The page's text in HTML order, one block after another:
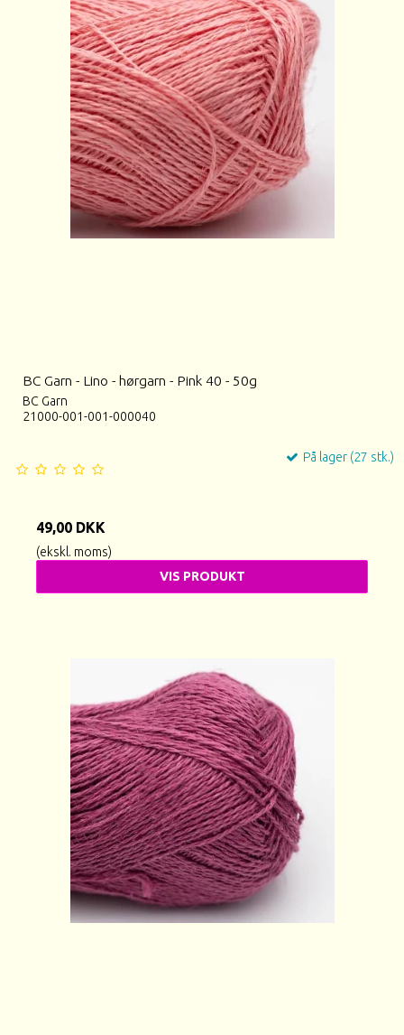
BC Garn - Lino - hørgarn - Pink 40 - 50g
BC Garn
21000-001-001-000040
På lager (27 stk.)
49,00 DKK
(ekskl. moms)
VIS PRODUKT